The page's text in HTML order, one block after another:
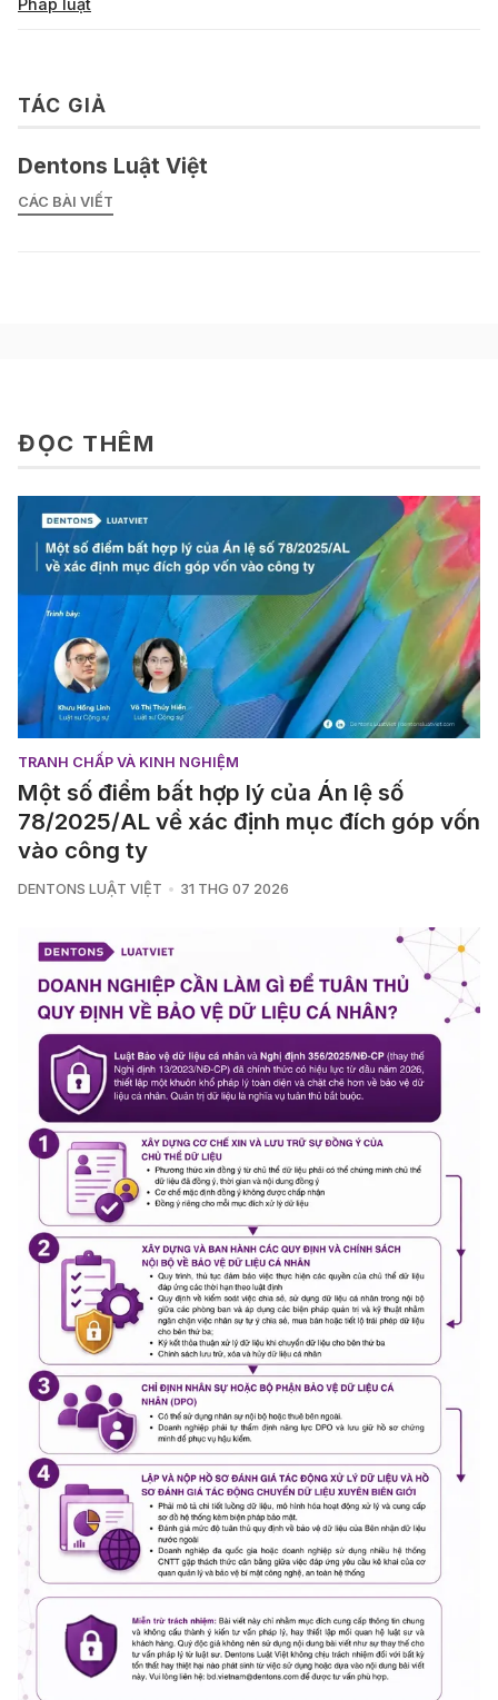
TÁC GIẢ
Dentons Luật Việt
CÁC BÀI VIẾT
ĐỌC THÊM
TRANH CHẤP VÀ KINH NGHIỆM
Một số điểm bất hợp lý của Án lệ số
78/2025/AL về xác định mục đích góp vốn
vào công ty
DENTONS LUẬT VIỆT 31 THG 07 2026